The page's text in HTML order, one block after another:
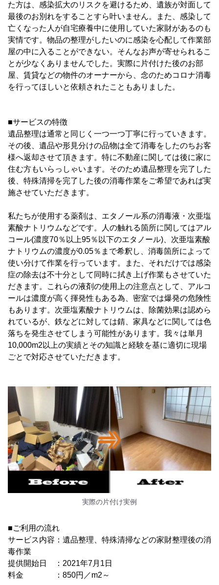
た方は、感染拡大のリスクを避けるため、遺族が対面して
最後のお別れをすることすら叶いません。また、感染して
亡くなった人が自宅療養中に使用していた家財があるのも
実情です。物品の整理がしたいのに感染を心配して作業部
屋の中に入ることができない。そんなお声が寄せられるこ
とが少なくありませんでした。実際に片付けた後のお部
屋、賃貸などの物件のオーナーから、念のためコロナ消毒
を行ってほしいと依頼されたこともありました。
■サービスの特徴
遺品整理は通常と同じく一つ一つ丁寧に行っていきます。
その後、遺品や形見分けの品物は全て消毒をしたのちお客
様へ返却させて頂きます。特に不動産に関しては後に家に
住む方もいらっしゃいます。そのため遺品整理を完了した
後、特殊清掃を完了した後の消毒作業をご希望であれば実
施させていただきます。
私たちが使用する薬剤は、エタノール系の消毒液・次亜塩
素酸ナトリウムなどです。人の触れる箇所に関してはアル
コール(濃度70％以上95％以下のエタノール)、次亜塩素酸
ナトリウムの濃度が0.05％まで希釈し、消毒箇所によって
使い分けて作業を行っています。また、それだけでは感染
症の除去は不十分として同時に拭き上げ作業もさせていた
だきます。これらの液剤の使用上の注意点として、アルコ
ールは濃度が高く揮発性もある為、密室では爆発の危険性
もあります。次亜塩素酸ナトリウムは、除菌効果は認めら
れているが、鉄などに対しては錆、家具などに関しては色
落ちを発生させてしまう可能性があります。我々は単月
10,000m2以上の実績とその知識と経験を基に適切に現場
ごとで対応させていただきます。
実際の片付け実例
■ご利用の流れ
サービス内容：遺品整理、特殊清掃などの家財整理後の消
毒作業
提供開始日 ：2021年7月1日
料金 ：850円／m2～